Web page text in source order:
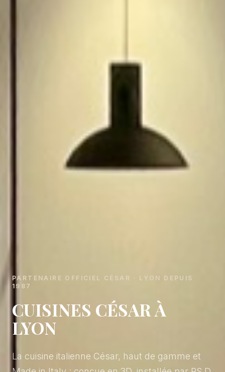
PARTENAIRE OFFICIEL CÉSAR · LYON DEPUIS
1987
CUISINES CÉSAR À
LYON
La cuisine italienne César, haut de gamme et